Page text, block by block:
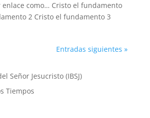
enlace como… Cristo el fundamento
2 Cristo el fundamento 3
Entradas siguientes »
Señor Jesucristo (IBSJ)
Tiempos